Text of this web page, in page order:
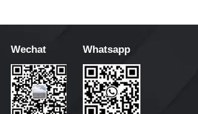
Wechat Whatsapp